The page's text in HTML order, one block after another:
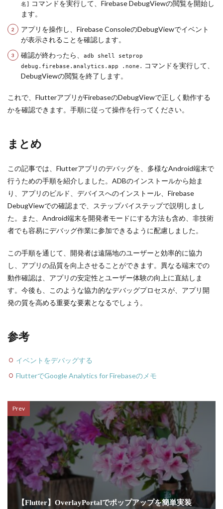
名] コマンドを実行して、Firebase DebugViewの閲覧を開始し
ます。
アプリを操作し、Firebase ConsoleのDebugViewでイベント
が表示されることを確認します。
確認が終わったら、
adb shell setprop
debug.firebase.analytics.app .none. コマンドを実行して、
DebugViewの閲覧を終了します。
これで、FlutterアプリがFirebaseのDebugViewで正しく動作する
かを確認できます。手順に従って操作を行ってください。
まとめ
この記事では、Flutterアプリのデバッグを、多様なAndroid端末で
行うための手順を紹介しました。ADBのインストールから始ま
り、アプリのビルド、デバイスへのインストール、Firebase
DebugViewでの確認まで、ステップバイステップで説明しまし
た。また、Android端末を開発者モードにする方法も含め、非技術
者でも容易にデバッグ作業に参加できるように配慮しました。
この手順を通じて、開発者は遠隔地のユーザーと効率的に協力
し、アプリの品質を向上させることができます。異なる端末での
動作確認は、アプリの安定性とユーザー体験の向上に直結しま
す。今後も、このような協力的なデバッグプロセスが、アプリ開
発の質を高める重要な要素となるでしょう。
参考
イベントをデバッグする
FlutterでGoogle Analytics for Firebaseのメモ
Prev
【Flutter】OverlayPortalでポップアップを簡単実装